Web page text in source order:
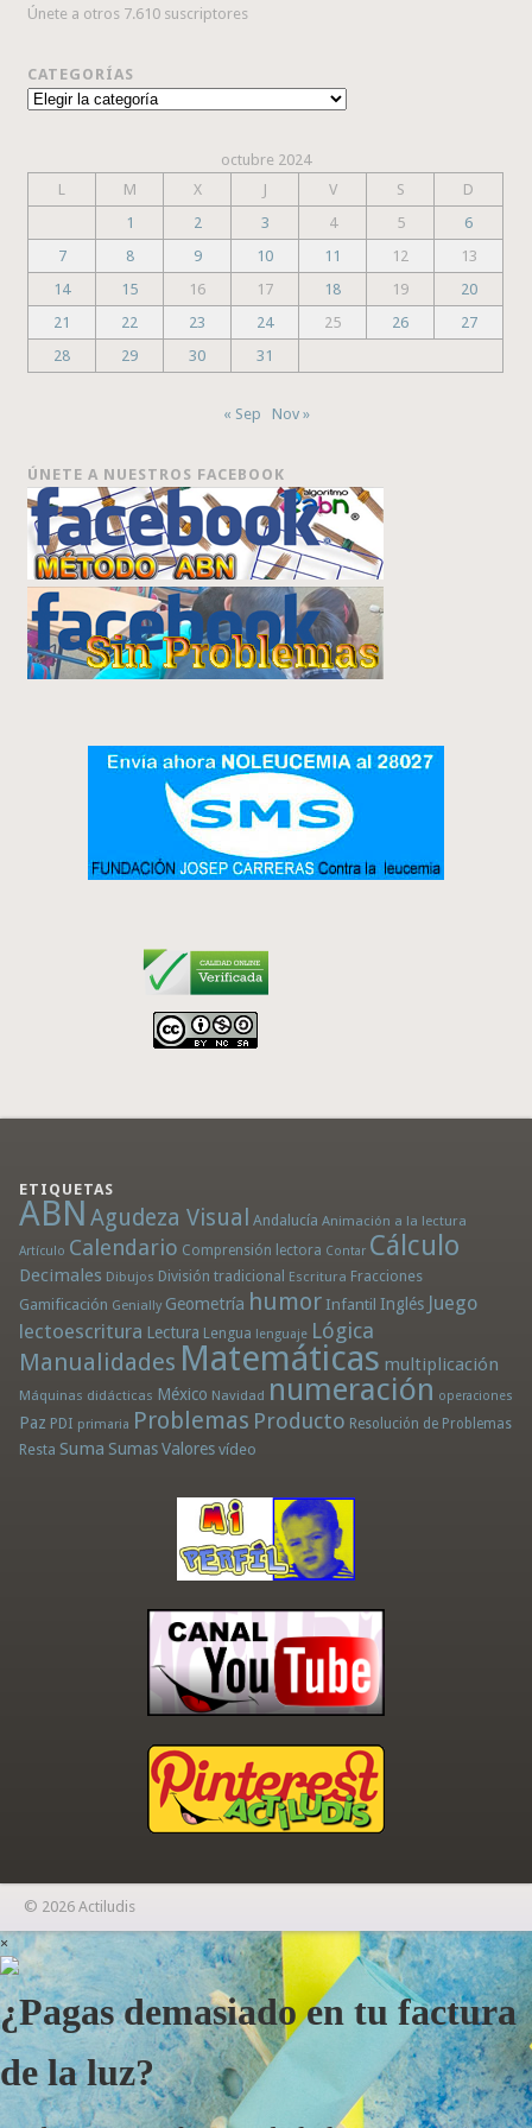
Únete a otros 7.610 suscriptores
CATEGORÍAS
Categorías
octubre 2024
L
M X J V S
D
1
2 3 4 5
6
7
8 9 10 11 12
13
14
15 16 17 18 19
20
21
22 23 24 25 26
27
28
29 30 31
« Sep Nov »
ÚNETE A NUESTROS FACEBOOK
ETIQUETAS
ABN Agudeza Visual Andalucía Animación a la lectura
Artículo Calendario Comprensión lectora Contar Cálculo
Decimales Dibujos División tradicional Escritura Fracciones
Gamificación Genially Geometría humor Infantil Inglés Juego
lectoescritura Lectura Lengua lenguaje Lógica
Manualidades Matemáticas multiplicación
Máquinas didácticas México Navidad numeración operaciones
Paz PDI primaria Problemas Producto Resolución de Problemas
Resta Suma Sumas Valores vídeo
© 2026 Actiludis
×
¿Pagas demasiado en tu factura
de la luz?